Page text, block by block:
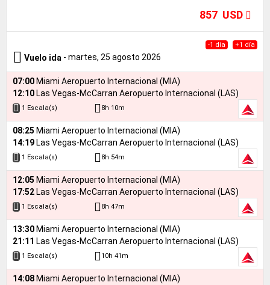
857 USD
-1 día +1 día
Vuelo ida - martes, 25 agosto 2026
07:00 Miami Aeropuerto Internacional (MIA)
12:10 Las Vegas-McCarran Aeropuerto Internacional (LAS)
1 Escala(s) 8h 10m
08:25 Miami Aeropuerto Internacional (MIA)
14:19 Las Vegas-McCarran Aeropuerto Internacional (LAS)
1 Escala(s) 8h 54m
12:05 Miami Aeropuerto Internacional (MIA)
17:52 Las Vegas-McCarran Aeropuerto Internacional (LAS)
1 Escala(s) 8h 47m
13:30 Miami Aeropuerto Internacional (MIA)
21:11 Las Vegas-McCarran Aeropuerto Internacional (LAS)
1 Escala(s) 10h 41m
14:08 Miami Aeropuerto Internacional (MIA)